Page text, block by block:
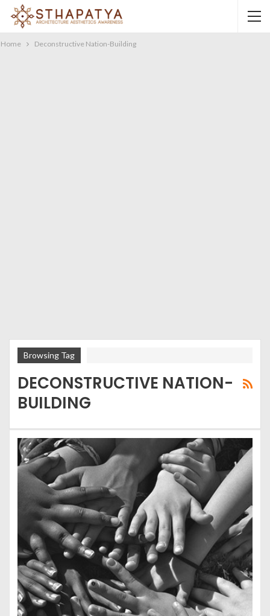
Home Deconstructive Nation-Building
Browsing Tag
DECONSTRUCTIVE NATION-
BUILDING